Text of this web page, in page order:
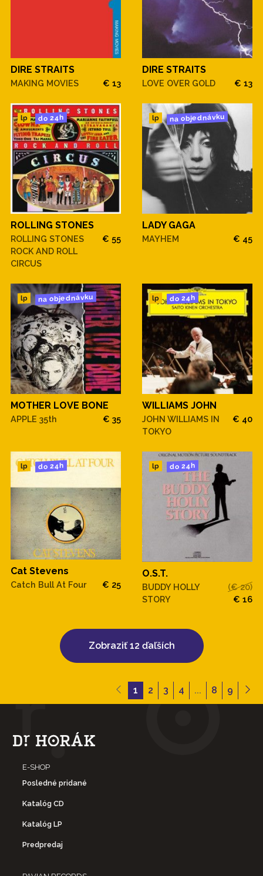
DIRE STRAITS
MAKING MOVIES € 13
DIRE STRAITS
LOVE OVER GOLD € 13
lp do 24h
ROLLING STONES
ROLLING STONES
ROCK AND ROLL
CIRCUS
€ 55
lp na objednávku
LADY GAGA
MAYHEM € 45
lp na objednávku
MOTHER LOVE BONE
APPLE 35th € 35
lp do 24h
WILLIAMS JOHN
JOHN WILLIAMS IN
TOKYO
€ 40
lp do 24h
Cat Stevens
Catch Bull At Four € 25
lp do 24h
O.S.T.
BUDDY HOLLY
STORY
(€ 20)
€ 16
Zobraziť 12 ďaľších
1 2 3 4 ... 8 9
E-SHOP
Posledné pridané
Katalóg CD
Katalóg LP
Predpredaj